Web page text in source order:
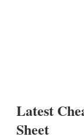
Latest
Sheet